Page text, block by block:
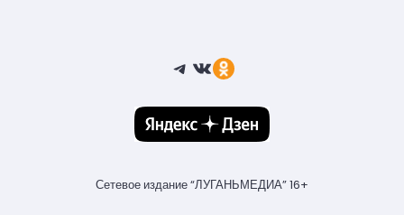
Telegram
ВКонтакте
Ссылка
Сетевое издание “ЛУГАНЬМЕДИА” 16+